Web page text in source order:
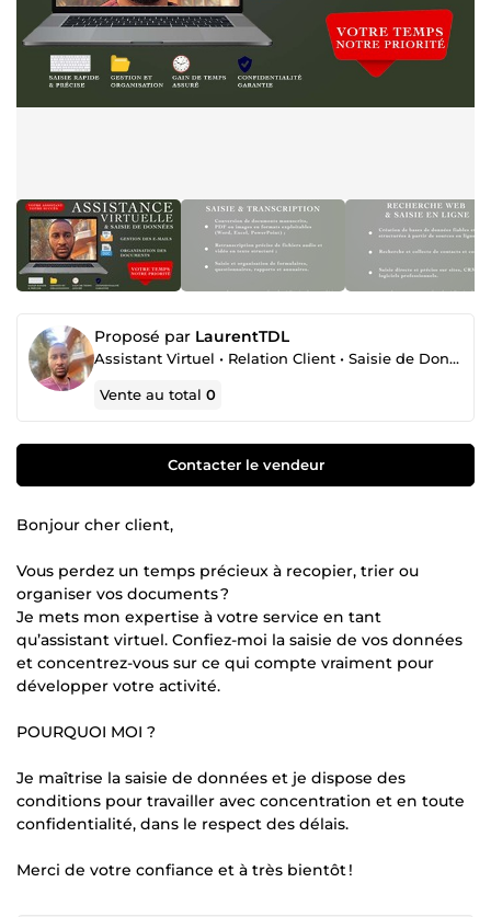
Proposé par LaurentTDL
Assistant Virtuel • Relation Client • Saisie de Données
Vente au total0
Contacter le vendeur
Bonjour cher client,
Vous perdez un temps précieux à recopier, trier ou
organiser vos documents ?
Je mets mon expertise à votre service en tant
qu’assistant virtuel. Confiez-moi la saisie de vos données
et concentrez-vous sur ce qui compte vraiment pour
développer votre activité.
POURQUOI MOI ?
Je maîtrise la saisie de données et je dispose des
conditions pour travailler avec concentration et en toute
confidentialité, dans le respect des délais.
Merci de votre confiance et à très bientôt !